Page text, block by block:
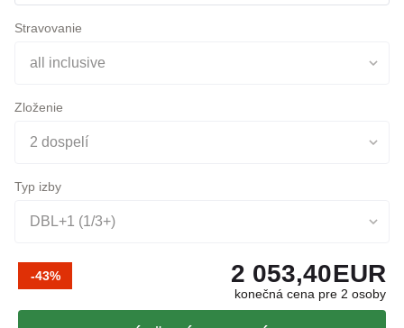
Stravovanie
all inclusive
Zloženie
2 dospelí
Typ izby
DBL+1 (1/3+)
-43%
konečná cena pre 2 osoby
2 053,40EUR